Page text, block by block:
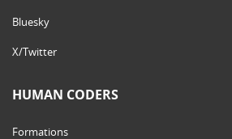
Bluesky
X/Twitter
HUMAN CODERS
Formations